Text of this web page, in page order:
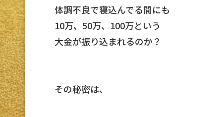
体調不良で寝込んでる間にも
10万、50万、100万という
大金が振り込まれるのか？
その秘密は、